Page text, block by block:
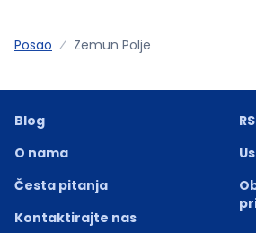
Posao Zemun Polje
Blog
O nama
Česta pitanja
Kontaktirajte nas